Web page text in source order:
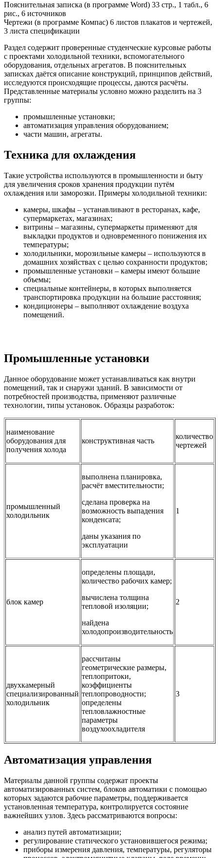
Пояснительная записка (в программе Word) 33 стр., 1 табл., 6
рис., 6 источников
Чертежи (в программе Компас) 6 листов плакатов и чертежей,
3 листа спецификации
Раздел содержит проверенные студенческие курсовые работы
с проектами холодильной техники, вспомогательного
оборудования, отдельных агрегатов. В пояснительных
записках даётся описание конструкций, принципов действий,
исследуются происходящие процессы, даются расчёты.
Представленные материалы условно можно разделить на 3
группы:
промышленные установки;
автоматизация управления оборудованием;
части машин, агрегаты.
Техника для охлаждения
Такие устройства используются в промышленности и быту
для увеличения сроков хранения продукции путём
охлаждения или заморозки. Примеры холодильной техники:
камеры, шкафы – устанавливают в ресторанах, кафе,
супермаркетах, магазинах;
витрины – магазины, супермаркеты применяют для
выкладки продуктов и одновременного понижения их
температуры;
холодильники, морозильные камеры – используются в
домашних хозяйствах с целью сохранности продуктов;
промышленные установки – камеры имеют большие
объемы;
специальные контейнеры, в которых выполняется
транспортировка продукции на большие расстояния;
кондиционеры – выполняют охлаждение воздуха
помещений.
Промышленные установки
Данное оборудование может устанавливаться как внутри
помещений, так и снаружи зданий. В зависимости от
потребностей производства, применяют различные
технологии, типы установок. Образцы разработок:
наименование
оборудования для
получения холода
конструктивная часть
количество
чертежей
промышленный
холодильник
выполнена планировка,
расчёт вместительности;
сделана проверка на
возможность выпадения
конденсата;
даны указания по
эксплуатации
1
блок камер
определены площади,
количество рабочих камер;
вычислена толщина
тепловой изоляции;
найдена
холодопроизводительность
2
двухкамерный
специализированный
холодильник
рассчитаны
геометрические размеры,
теплопритоки,
коэффициенты
теплопроводности;
определены
тепловлажностные
параметры
воздухоохладителя
3
Автоматизация управления
Материалы данной группы содержат проекты
автоматизированных систем, блоков автоматики с помощью
которых задаются рабочие параметры, поддерживается
установленная температура, контролируется состояние
важнейших узлов. Здесь рассматриваются вопросы:
анализ путей автоматизации;
регулирование статического установившегося режима;
приборы измерения давления, температуры, регуляторы